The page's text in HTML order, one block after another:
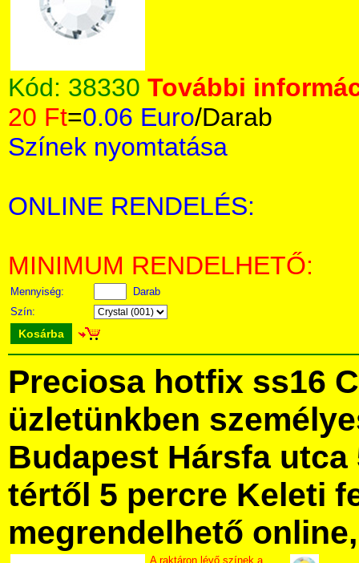
Kód: 38330 További
20 Ft=0.06 Euro/Darab
Színek nyomtatása
ONLINE RENDELÉS:
MINIMUM RENDELHETŐ:
Mennyiség:
Darab
Szín:
Kosárba
Preciosa hotfix ss16
üzletünkben
Budapest Hársfa utca
tértől 5 percre Keleti
megrendelhető
A raktáron lévő színek a